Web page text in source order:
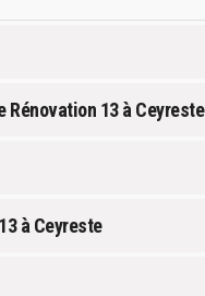
13 à Ceyreste
à Ceyreste